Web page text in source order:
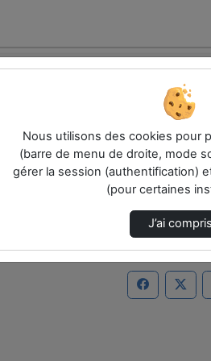
Nous utilisons des cookies pour
(barre de menu de droite, mode
gérer la session (authentification)
(pour certaines
J’ai compris